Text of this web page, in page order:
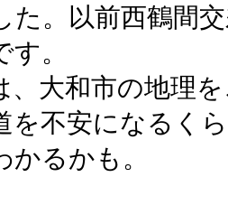
た。以前西鶴間
。
、大和市の地理
を不安になるく
かるかも。